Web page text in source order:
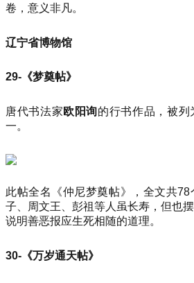
卷，意义非凡。
辽宁省博物馆
29-《梦奠帖》
唐代书法家欧阳询的行书作品，被列
一。
此帖全名《仲尼梦奠帖》，全文共
子、周文王、彭祖等人虽长寿，但也
说明善恶报应生死相随的道理。
30-《万岁通天帖》